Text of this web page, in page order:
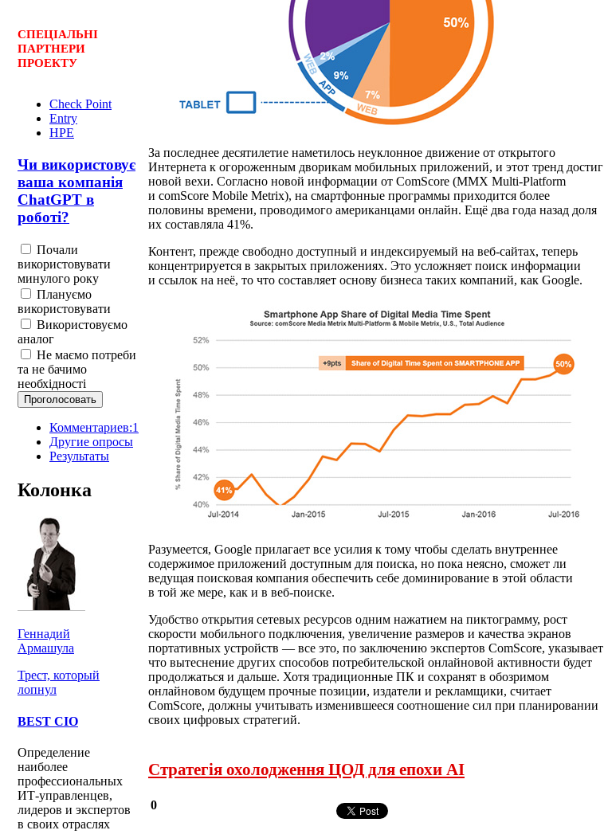
СПЕЦІАЛЬНІ
ПАРТНЕРИ
ПРОЕКТУ
Check Point
Entry
HPE
Чи використовує
ваша компанія
ChatGPT в
роботі?
Почали
використовувати
минулого року
Плануємо
використовувати
Використовуємо
аналог
Не маємо потреби
та не бачимо
необхідності
Комментариев:1
Другие опросы
Результаты
Колонка
Геннадий
Армашула
Трест, который
лопнул
BEST CIO
Определение
наиболее
профессиональных
ИТ-управленцев,
лидеров и экспертов
в своих отраслях
За последнее десятилетие наметилось неуклонное движение от открытого
Интернета к огороженным дворикам мобильных приложений, и этот тренд достиг
новой вехи. Согласно новой информации от ComScore (MMX Multi-Platform
и comScore Mobile Metrix), на смартфонные программы приходится более
половины времени, проводимого американцами онлайн. Ещё два года назад доля
их составляла 41%.
Контент, прежде свободно доступный и индексируемый на веб-сайтах, теперь
концентрируется в закрытых приложениях. Это усложняет поиск информации
и ссылок на неё, то что составляет основу бизнеса таких компаний, как Google.
Разумеется, Google прилагает все усилия к тому чтобы сделать внутреннее
содержимое приложений доступным для поиска, но пока неясно, сможет ли
ведущая поисковая компания обеспечить себе доминирование в этой области
в той же мере, как и в веб-поиске.
Удобство открытия сетевых ресурсов одним нажатием на пиктограмму, рост
скорости мобильного подключения, увеличение размеров и качества экранов
портативных устройств — все это, по заключению экспертов ComScore, указывает
что вытеснение других способов потребительской онлайновой активности будет
продолжаться и дальше. Хотя традиционные ПК и сохранят в обозримом
онлайновом будущем прочные позиции, издатели и рекламщики, считает
ComScore, должны учитывать изменившееся соотношение сил при планировании
своих цифровых стратегий.
Стратегія охолодження ЦОД для епохи AI
0